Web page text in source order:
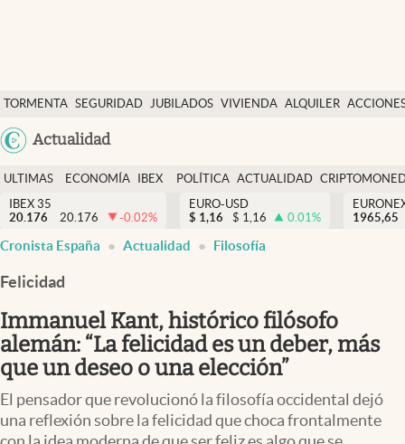
TORMENTA SEGURIDAD JUBILADOS VIVIENDA ALQUILER
USA
Actualidad
Economía y finanzas
Política
Actualidad
Criptomonedas
España
ULTIMAS
NOTICIAS
ECONOMÍA
FINANZAS
IBEX
EURO
POLÍTICA ACTUALIDAD
IBEX 35
20.176
20.176 -0.02%
EURO-USD
$ 1,16 $ 1,16 0.01%
1965,65
Cronista España Actualidad Filosofía
Felicidad
Immanuel Kant, histórico filósofo
alemán: “La felicidad es un deber, más
que un deseo o una elección”
El pensador que revolucionó la filosofía occidental dejó
una reflexión sobre la felicidad que choca frontalmente